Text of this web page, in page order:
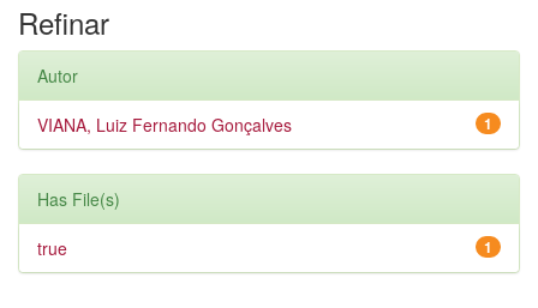
Refinar
Autor
1
VIANA, Luiz Fernando Gonçalves
Has File(s)
1
true